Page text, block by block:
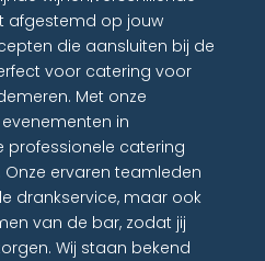
afgestemd op jouw
die aansluiten bij de
voor catering voor
Met onze
in
professionele catering
ervaren teamleden
drankservice, maar ook
van de bar, zodat jij
Wij staan bekend